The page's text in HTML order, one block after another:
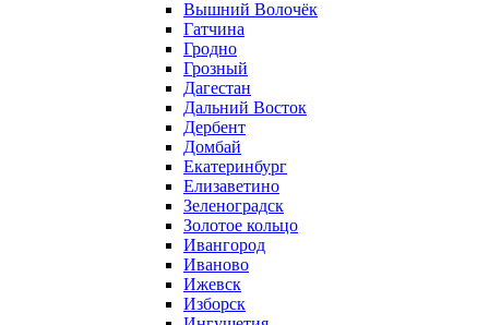
Вышний Волочёк
Гатчина
Гродно
Грозный
Дагестан
Дальний Восток
Дербент
Домбай
Екатеринбург
Елизаветино
Зеленоградск
Золотое кольцо
Ивангород
Иваново
Ижевск
Изборск